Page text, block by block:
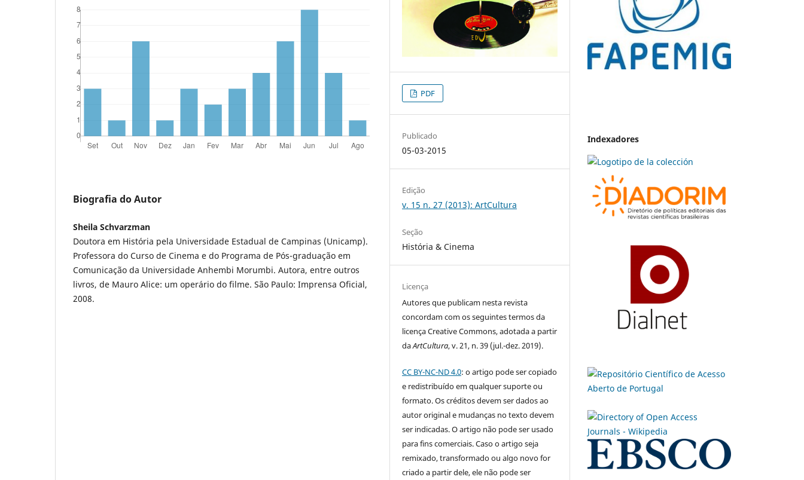
Biografia do Autor
Sheila Schvarzman
Doutora em História pela Universidade Estadual de Campinas (Unicamp).
Professora do Curso de Cinema e do Programa de Pós-graduação em
Comunicação da Universidade Anhembi Morumbi. Autora, entre outros
livros, de Mauro Alice: um operário do filme. São Paulo: Imprensa Oficial,
2008.
PDF
Publicado
05-03-2015
Edição
v. 15 n. 27 (2013): ArtCultura
Seção
História & Cinema
Licença
Autores que publicam nesta revista
concordam com os seguintes termos da
licença Creative Commons, adotada a partir
daArtCultura, v. 21, n. 39 (jul.-dez. 2019).
CC BY-NC-ND 4.0: o artigo pode ser copiado
e redistribuído em qualquer suporte ou
formato. Os créditos devem ser dados ao
autor original e mudanças no texto devem
ser indicadas. O artigo não pode ser usado
para fins comerciais. Caso o artigo seja
remixado, transformado ou algo novo for
criado a partir dele, ele não pode ser
Indexadores